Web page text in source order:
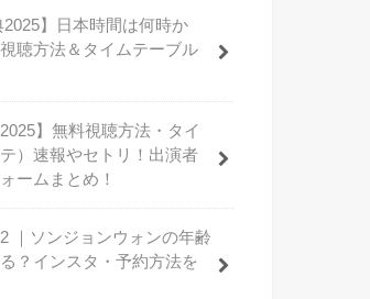
2025】日本時間は何時か
聴方法＆タイムテーブル
】無料視聴方法・タイ
）速報やセトリ！出演者
ームまとめ！
｜ソンジョンウォンの年齢
？インスタ・予約方法を